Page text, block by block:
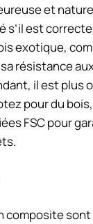
et
s’il est
exotique,
résistance
il est plus
pour du
FSC pour
composite